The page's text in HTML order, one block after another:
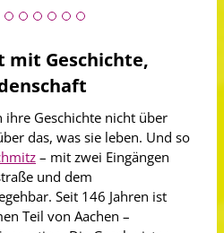
mit Geschichte,
ihre Geschichte nicht über
das, was sie leben. Und so
– mit zwei Eingängen
und dem
Seit 146 Jahren ist
Teil von Aachen –